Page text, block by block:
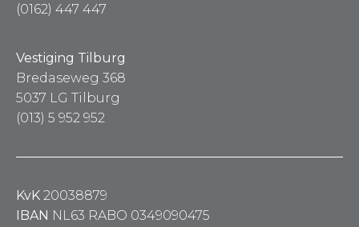
(0162) 447 447
Vestiging Tilburg
Bredaseweg 368
5037 LG Tilburg
(013) 5 952 952
KvK 20038879
IBAN NL63 RABO 0349090475